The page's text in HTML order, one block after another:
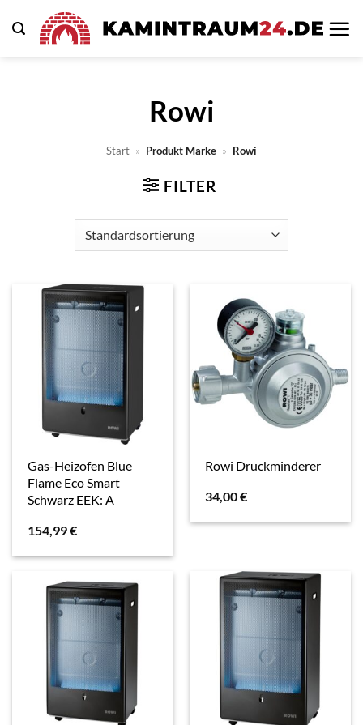
Inhalt
Rowi
Start » Produkt Marke » Rowi
FILTER
Gas-Heizofen Blue
Flame Eco Smart
Schwarz EEK: A
154,99€
Rowi Druckminderer
34,00€